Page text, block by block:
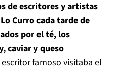
de escritores y artistas
Curro cada tarde de
por el té, los
caviar y queso
famoso visitaba el